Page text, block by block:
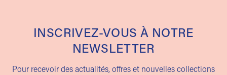
INSCRIVEZ-VOUS À NOTRE
NEWSLETTER
Pour recevoir des actualités, offres et nouvelles collections